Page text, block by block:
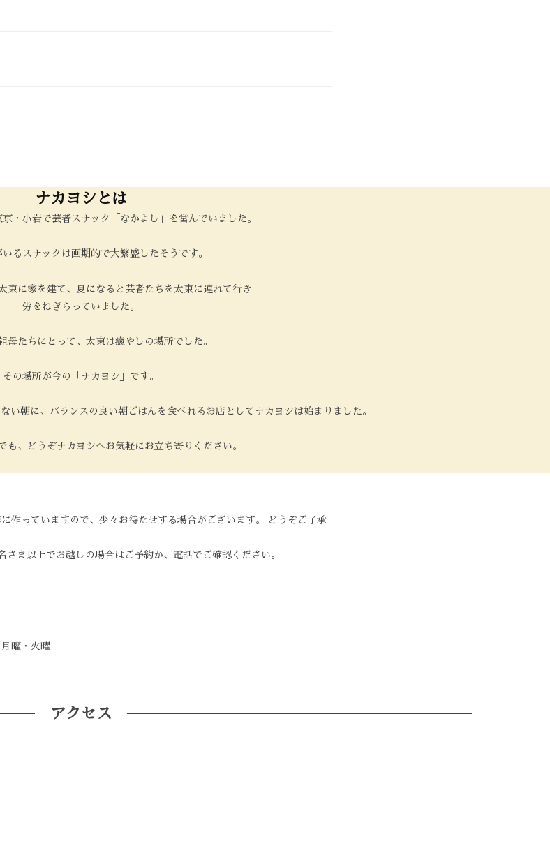
ナカヨシとは
・小岩で芸者スナック「なかよし」を営んでいました。
るスナックは画期的で大繁盛したそうです。
東に家を建て、夏になると芸者たちを太東に連れて行き
労をねぎらっていました。
母たちにとって、太東は癒やしの場所でした。
その場所が今の「ナカヨシ」です。
い朝に、バランスの良い朝ごはんを食べれるお店としてナカヨシは始まりました。
も、どうぞナカヨシへお気軽にお立ち寄りください。
作っていますので、少々お待たせする場合がございます。 どうぞご了承
さま以上でお越しの場合はご予約か、電話でご確認ください。
曜・火曜
アクセス